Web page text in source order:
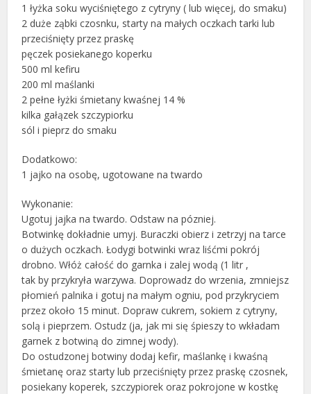
1 łyżka soku wyciśniętego z cytryny ( lub więcej, do smaku)
2 duże ząbki czosnku, starty na małych oczkach tarki lub
przeciśnięty przez praskę
pęczek posiekanego koperku
500 ml kefiru
200 ml maślanki
2 pełne łyżki śmietany kwaśnej 14 %
kilka gałązek szczypiorku
sól i pieprz do smaku
Dodatkowo:
1 jajko na osobę, ugotowane na twardo
Wykonanie:
Ugotuj jajka na twardo. Odstaw na pózniej.
Botwinkę dokładnie umyj. Buraczki obierz i zetrzyj na tarce
o dużych oczkach. Łodygi botwinki wraz liśćmi pokrój
drobno. Włóż całość do garnka i zalej wodą (1 litr ,
tak by przykryła warzywa. Doprowadz do wrzenia, zmniejsz
płomień palnika i gotuj na małym ogniu, pod przykryciem
przez około 15 minut. Dopraw cukrem, sokiem z cytryny,
solą i pieprzem. Ostudz (ja, jak mi się śpieszy to wkładam
garnek z botwiną do zimnej wody).
Do ostudzonej botwiny dodaj kefir, maślankę i kwaśną
śmietanę oraz starty lub przeciśnięty przez praskę czosnek,
posiekany koperek, szczypiorek oraz pokrojone w kostkę